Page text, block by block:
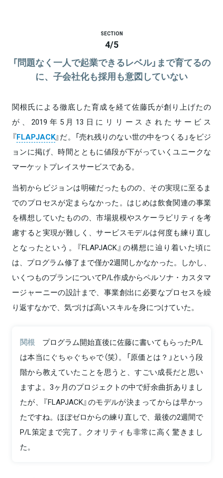
SECTION
4/5
「問題なく一人で起業できるレベル」まで育てるの
に、子会社化も採用も意図していない
関根氏による徹底した育成を経て佐藤氏が創り上げたの
が、2019年5月13日にリリースされたサービス
『FLAPJACK』だ。「売れ残りのない世の中をつくる」をビジ
ョンに掲げ、時間とともに値段が下がっていくユニークな
マーケットプレイスサービスである。
当初からビジョンは明確だったものの、その実現に至るま
でのプロセスが定まらなかった。はじめは飲食関連の事業
を構想していたものの、市場規模やスケーラビリティを考
慮すると実現が難しく、サービスモデルは何度も練り直し
となったという。『FLAPJACK』の構想に辿り着いた頃に
は、プログラム修了まで僅か2週間しかなかった。しかし、
いくつものプランについてP/L作成からペルソナ・カスタマ
ージャーニーの設計まで、事業創出に必要なプロセスを繰
り返すなかで、気づけば高いスキルを身につけていた。
関根
プログラム開始直後に佐藤に書いてもらったP/L
は本当にぐちゃぐちゃで（笑）。「原価とは？」という段
階から教えていたことを思うと、すごい成長だと思い
ますよ。3ヶ月のプロジェクトの中で紆余曲折ありまし
たが、『FLAPJACK』のモデルが決まってからは早かっ
たですね。ほぼゼロからの練り直しで、最後の2週間で
P/L策定まで完了。クオリティも非常に高く驚きまし
た。